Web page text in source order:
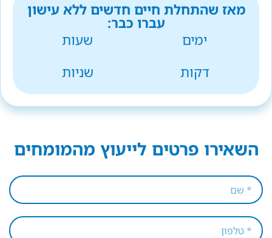
מאז שהתחלת חיים חדשים ללא עישון
עברו כבר:
ימים
שעות
דקות
שניות
השאירו פרטים לייעוץ מהמומחים